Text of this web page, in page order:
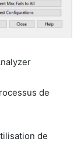
de
de